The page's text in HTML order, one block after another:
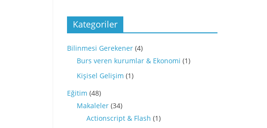
Kategoriler
Bilinmesi Gerekener (4)
Burs veren kurumlar & Ekonomi (1)
Kişisel Gelişim (1)
Eğitim (48)
Makaleler (34)
Actionscript & Flash (1)